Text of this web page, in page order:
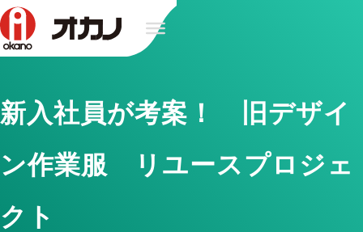
新入社員が考案！ 旧デザイ
ン作業服 リユースプロジェ
クト